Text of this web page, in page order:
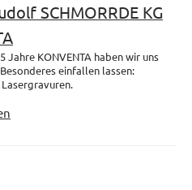
SCHMORRDE KG
Jahre KONVENTA haben wir uns
einfallen lassen: